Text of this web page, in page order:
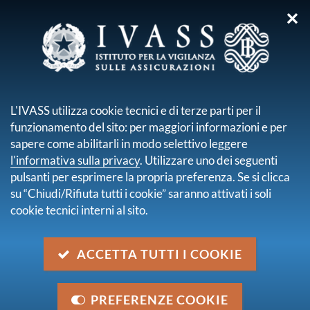
sei qui:
Risultati della ricerca
Trova contenuto
all'interno di
Atti, Seminari e Convegni
dove
Nel titolo e nella descrizione
con data
2018
trovati18elementi.
pagina 1 di 2
✕
L'IVASS utilizza cookie tecnici e di terze parti per il
funzionamento del sito: per maggiori informazioni e per
sapere come abilitarli in modo selettivo leggere
l'informativa sulla privacy. Utilizzare uno dei seguenti
pulsanti per esprimere la propria preferenza. Se si clicca
su “Chiudi/Rifiuta tutti i cookie” saranno attivati i soli
cookie tecnici interni al sito.
ACCETTA TUTTI I COOKIE
PREFERENZE COOKIE